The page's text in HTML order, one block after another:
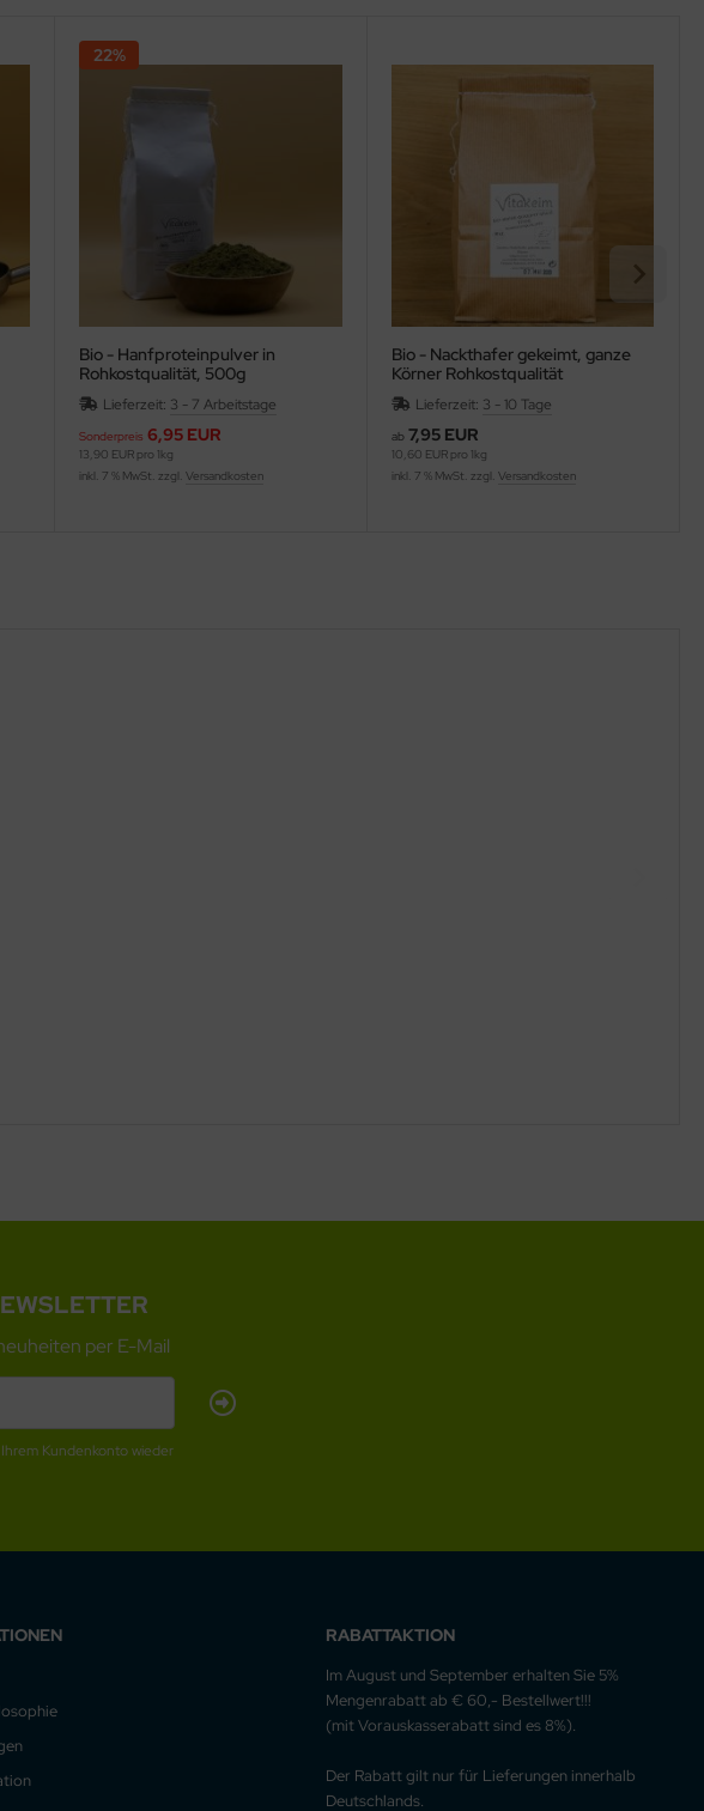
Bio - Hanfproteinpulver in
Rohkostqualität, 500g
Lieferzeit: 3 - 7 Arbeitstage
Sonderpreis 6,95 EUR
22%
13,90 EUR pro 1kg
inkl. 7 % MwSt. zzgl.Versandkosten
Bio - Nackthafer gekeimt, ganze
Körner Rohkostqualität
Lieferzeit: 3 - 10 Tage
ab 7,95 EUR
10,60 EUR pro 1kg
inkl. 7 % MwSt. zzgl. Versandkosten
per E-Mail
Kundenkonto wieder
RABATTAKTION
Im August und September erhalten Sie 5%
Mengenrabatt ab € 60,- Bestellwert!!!
(mit Vorauskasserabatt sind es 8%).
Der Rabatt gilt nur für Lieferungen innerhalb
Deutschlands.